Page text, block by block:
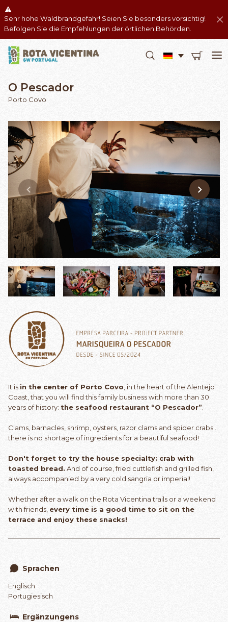
Sehr hohe Waldbrandgefahr! Seien Sie besonders vorsichtig!
Befolgen Sie die Empfehlungen der örtlichen Behörden.
O Pescador
Porto Covo
It is in the center of Porto Covo , in the heart of the Alentejo
Coast, that you will find this family business with more than 30
years of history: the seafood restaurant “O Pescador”
Clams, barnacles, shrimp, oysters, razor clams and spider crabs…
there is no shortage of ingredients for a beautiful seafood!
Don't forget to try the house specialty: crab with
toasted bread. And of course, fried cuttlefish and grilled fish,
always accompanied by a very cold sangria or imperial!
Whether after a walk on the Rota Vicentina trails or a weekend
with friends, every time is a good time to sit on the
terrace and enjoy these snacks!
Sprachen
Englisch
Portugiesisch
Ergänzungens